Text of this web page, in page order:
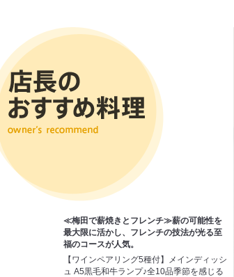
≪梅田で薪焼きとフレンチ≫薪の可能性を
最大限に活かし、フレンチの技法が光る至
福のコースが人気。
【ワインペアリング5種付】メインディッシ
ュ A5黒毛和牛ランプ♪全10品季節を感じる